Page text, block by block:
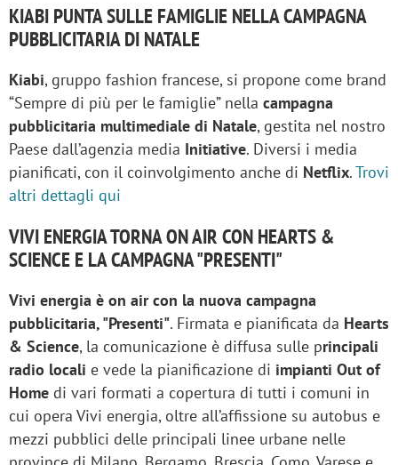
KIABI PUNTA SULLE FAMIGLIE NELLA CAMPAGNA
PUBBLICITARIA DI NATALE
Kiabi, gruppo fashion francese, si propone come brand
“Sempre di più per le famiglie” nella campagna
pubblicitaria multimediale di Natale, gestita nel nostro
Paese dall’agenzia media Initiative. Diversi i media
pianificati, con il coinvolgimento anche di Netflix.Trovi
altri dettagli qui
VIVI ENERGIA TORNA ON AIR CON HEARTS &
SCIENCE E LA CAMPAGNA "PRESENTI"
Vivi energia è on air con la nuova campagna
pubblicitaria, "Presenti". Firmata e pianificata da Hearts
& Science, la comunicazione è diffusa sulle principali
radio locali e vede la pianificazione di impianti Out of
Home di vari formati a copertura di tutti i comuni in
cui opera Vivi energia, oltre all’affissione su autobus e
mezzi pubblici delle principali linee urbane nelle